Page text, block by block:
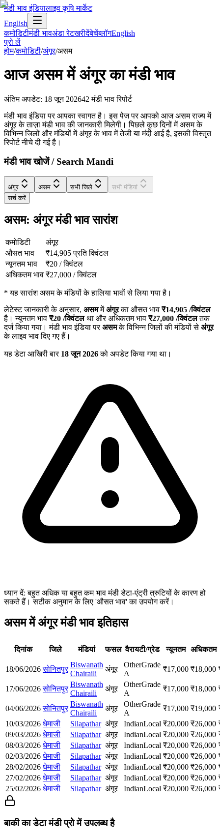
मंडी भाव इंडियालाइव कृषि मार्केट
English
कमोडिटीमंडी भावअंडा रेटखरीदेंबेचेंब्लॉगEnglish
प्रो लें
होम/कमोडिटी/अंगूर/असम
आजअसममेंअंगूरका मंडी भाव
अंतिम अपडेट: 18 जून 202642 मंडी भाव रिपोर्ट
मंडी भाव इंडिया पर आपका स्वागत है। इस पेज पर आपको आज असम राज्य में
अंगूर के ताज़ा मंडी भाव की जानकारी मिलेगी। पिछले कुछ दिनों में असम के
विभिन्न जिलों और मंडियों में अंगूर के भाव में तेजी या मंदी आई है, इसकी विस्तृत
रिपोर्ट नीचे दी गई है।
मंडी भाव खोजें / Search Mandi
अंगूर असम सभी जिले
सभी मंडियां
सर्च करें
असम: अंगूर मंडी भाव सारांश
कमोडिटी
अंगूर
औसत भाव
₹14,905 प्रति क्विंटल
न्यूनतम भाव
₹20 /क्विंटल
अधिकतम भाव ₹27,000 /क्विंटल
*यह सारांश असम के मंडियों के हालिया भावों से लिया गया है।
लेटेस्ट जानकारी के अनुसार, असममेंअंगूरका औसत भाव ₹14,905 /क्विंटल
है। न्यूनतम भाव ₹20 /क्विंटलथा और अधिकतम भाव ₹27,000 /क्विंटलतक
दर्ज किया गया। मंडी भाव इंडिया परअसमके विभिन्न जिलों की मंडियों से अंगूर
के लाइव भाव दिए गए हैं।
यह डेटा आखिरी बार 18 जून 2026को अपडेट किया गया था।
ध्यान दें: बहुत अधिक या बहुत कम भाव मंडी डेटा-एंट्री त्रुटियों के कारण हो
सकते हैं। सटीक अनुमान के लिए 'औसत भाव' का उपयोग करें।
असम में अंगूर मंडी भाव इतिहास
दिनांक जिले मंडियां फसल वैरायटी/ग्रेड न्यूनतम अधिकतम
18/06/2026 सोनितपुर
Biswanath
Chairaili
अंगूर
OtherGrade
A
₹17,000 ₹18,000
17/06/2026 सोनितपुर
Biswanath
Chairaili
अंगूर
OtherGrade
A
₹17,000 ₹18,000
04/06/2026 सोनितपुर
Biswanath
Chairaili
अंगूर
OtherGrade
A
₹17,000 ₹19,000
10/03/2026 धेमाजी Silapathar अंगूर IndianLocal ₹20,000 ₹26,000
09/03/2026 धेमाजी Silapathar अंगूर IndianLocal ₹20,000 ₹26,000
08/03/2026 धेमाजी Silapathar अंगूर IndianLocal ₹20,000 ₹26,000
02/03/2026 धेमाजी Silapathar अंगूर IndianLocal ₹20,000 ₹26,000
28/02/2026 धेमाजी Silapathar अंगूर IndianLocal ₹20,000 ₹26,000
27/02/2026 धेमाजी Silapathar अंगूर IndianLocal ₹20,000 ₹26,000
25/02/2026 धेमाजी Silapathar अंगूर IndianLocal ₹20,000 ₹26,000
बाकी का डेटा मंडी प्रो में उपलब्ध है